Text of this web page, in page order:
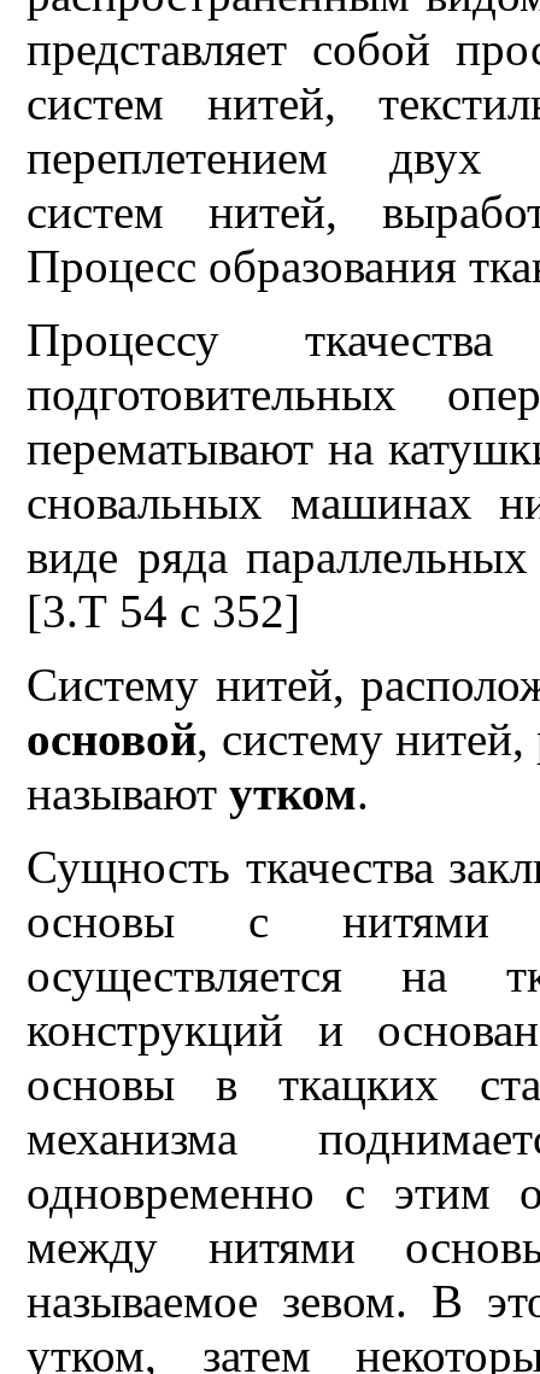
представляет собой
систем нитей,
переплетением двух
систем нитей,
Процесс образования
Процессу
подготовительных
перематывают на
сновальных машинах
виде ряда
[3.Т 54 с 352]
Систему нитей,
основой, систему
называютутком.
Сущность ткачества
основы с нитями
осуществляется на
конструкций и
основы в ткацких
механизма
одновременно с этим
между нитями основы
называемое зевом. В
утком, затем